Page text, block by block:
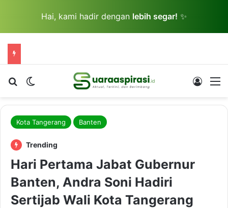
Hai, kami hadir dengan lebih segar! ✨
Cari berita...Switch skin Log In
Kota Tangerang Banten
Trending
Hari Pertama Jabat Gubernur
Banten, Andra Soni Hadiri
Sertijab Wali Kota Tangerang